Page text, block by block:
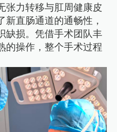
张力转移与肛周健康皮
新直肠通道的通畅性，
缺损。凭借手术团队丰
的操作，整个手术过程